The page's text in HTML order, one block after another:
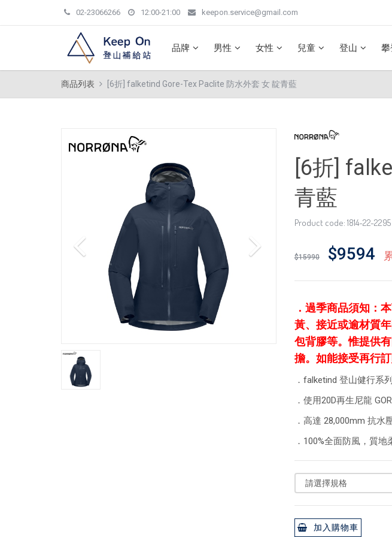
02-23066266 12:00-21:00 keepon.service@gmail.com
品牌 男性 女性 兒童 登山 攀
商品列表 [6折] falketind Gore-Tex Paclite 防水外套 女 靛青藍
[6折]
青藍
Product code: 1814-22-2295
$15990 $9594
． 過季商品須知：
黃、接近或逾材質
包背膠等。惟提供
擔。如能接受再行
．falketind 登山健行系
．使用20D再生尼龍
．高達 28,000mm 抗水
．100%全面防風，質
加入購物車